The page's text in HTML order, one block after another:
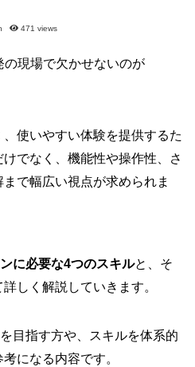
471 views
現場で欠かせないのが
使いやすい体験を提供するた
でなく、機能性や操作性、さ
で幅広い視点が求められま
に必要な4つのスキルと、そ
しく解説していきます。
目指す方や、スキルを体系的
になる内容です。